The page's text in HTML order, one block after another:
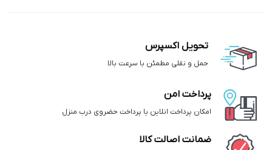
تحویل اکسپرس
حمل و نقلی مطمئن با سرعت بالا
پرداخت امن
امکان پرداخت انلاین یا پرداخت حضروی درب منزل
ضمانت اصالت کالا